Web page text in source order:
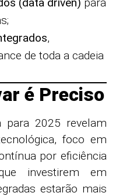
,
de toda a cadeia
é Preciso
para 2025 revelam
foco em
por eficiência
investirem em
estarão mais